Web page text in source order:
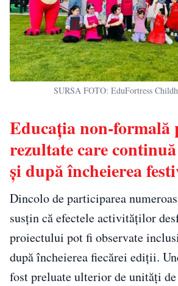
SURSA FOTO: EduFortress
Educația non-formală
rezultate care continuă
și după încheierea
Dincolo de participarea
susțin că efectele activităților
proiectului pot fi observate
după încheierea fiecărei ediții.
fost preluate ulterior de unități